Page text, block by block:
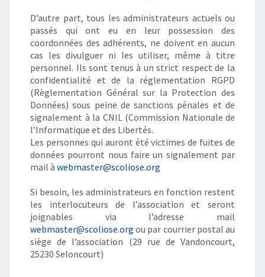
D’autre part, tous les administrateurs actuels ou
passés qui ont eu en leur possession des
coordonnées des adhérents, ne doivent en aucun
cas les divulguer ni les utiliser, même à titre
personnel. Ils sont tenus à un strict respect de la
confidentialité et de la réglementation RGPD
(Règlementation Général sur la Protection des
Données) sous peine de sanctions pénales et de
signalement à la CNIL (Commission Nationale de
l’Informatique et des Libertés.
Les personnes qui auront été victimes de fuites de
données pourront nous faire un signalement par
mail à webmaster@scoliose.org
Si besoin, les administrateurs en fonction restent
les interlocuteurs de l’association et seront
joignables via l’adresse mail
webmaster@scoliose.org ou par courrier postal au
siège de l’association (29 rue de Vandoncourt,
25230 Seloncourt)